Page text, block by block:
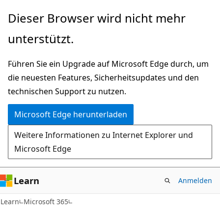
Zu
wechseln
Dieser Browser wird nicht mehr
unterstützt.
Führen Sie ein Upgrade auf Microsoft Edge durch, um
die neuesten Features, Sicherheitsupdates und den
technischen Support zu nutzen.
Microsoft Edge herunterladen
Weitere Informationen zu Internet Explorer und
Microsoft Edge
Learn Anmelden
Learn Microsoft 365